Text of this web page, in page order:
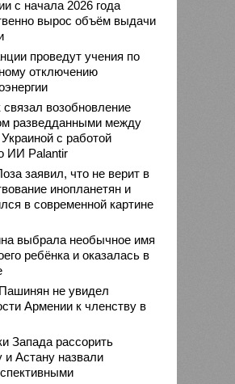
с начала 2026 года
вырос объём выдачи
проведут учения по
отключению
связал возобновление
разведданными между
с работой
ИИ Palantir
заявил, что не верит в
инопланетян и
в современной картине
выбрала необычное имя
ребёнка и оказалась в
не увидел
Армении к членству в
Запада рассорить
и Астану назвали